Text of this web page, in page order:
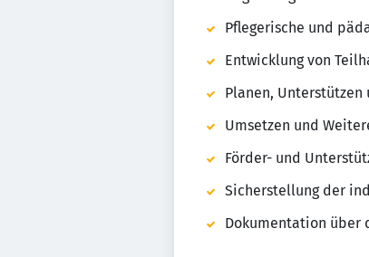
Pflegerische und
Entwicklung von
Planen, Unterstützen
Umsetzen und
Förder- und
Sicherstellung der
Dokumentation über